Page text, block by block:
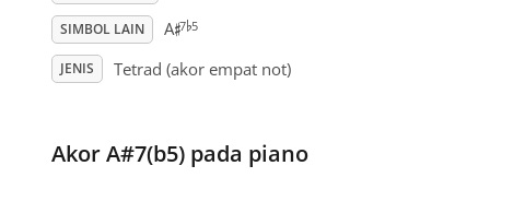
SIMBOL LAIN A♯7♭5
JENIS Tetrad (akor empat not)
Akor A#7(b5) pada piano